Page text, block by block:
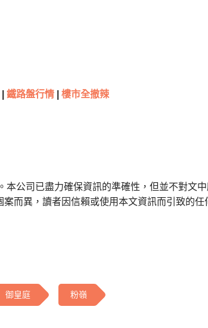
鐵路盤行情 樓市全撤辣
本公司已盡力確保資訊的準確性，但並不對文
而異，讀者因信賴或使用本文資訊而引致的任
御皇庭 粉嶺